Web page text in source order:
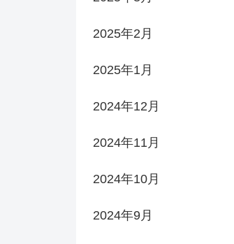
2025年2月
2025年1月
2024年12月
2024年11月
2024年10月
2024年9月